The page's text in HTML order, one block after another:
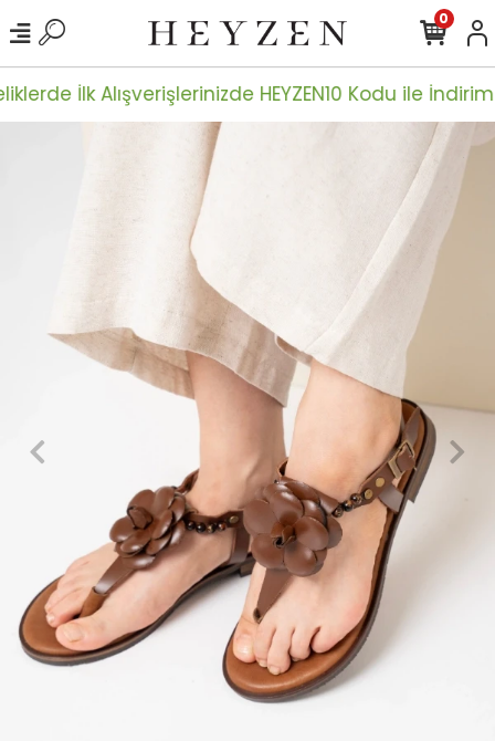
İlk Alışverişlerinizde HEYZEN10 Kodu ile
0